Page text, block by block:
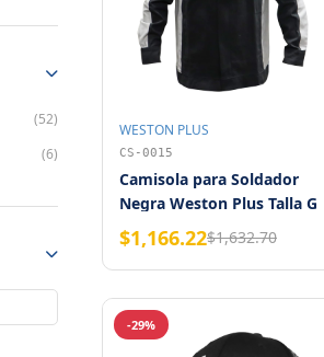
(52)
(6)
WESTON PLUS
CS-0015
Camisola para Soldador
Negra Weston Plus Talla G
$1,166.22$1,632.70
-29%